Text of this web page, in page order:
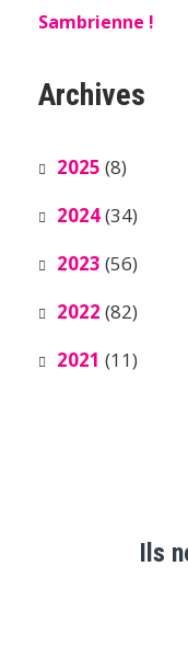
Sambrienne !
Archives
2025 (8)
2024(34)
2023 (56)
2022 (82)
2021 (11)
Ils